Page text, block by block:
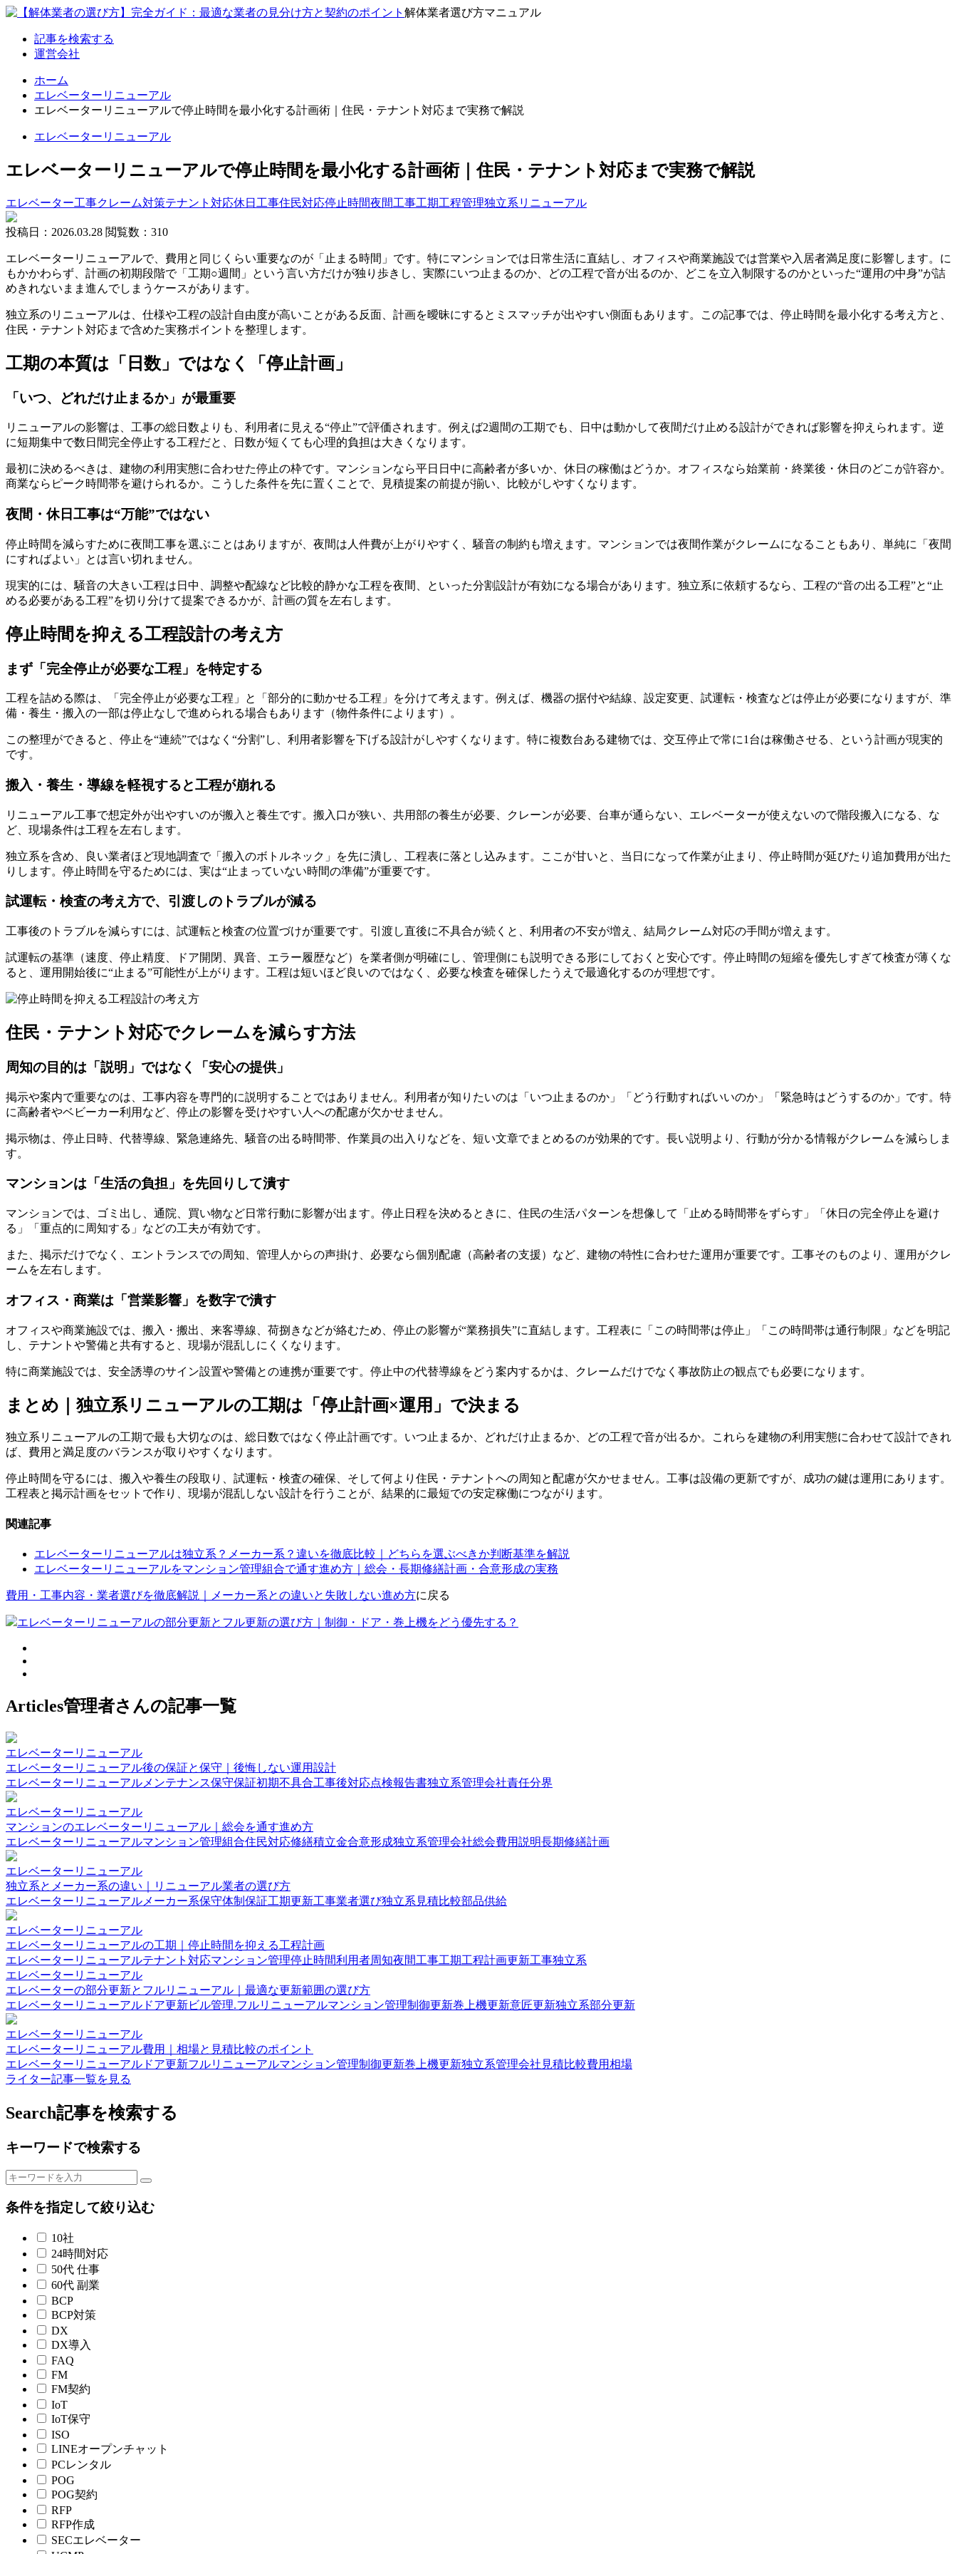
解体業者選び方マニュアル
記事を検索する
運営会社
ホーム
エレベーターリニューアル
エレベーターリニューアルで停止時間を最小化する計画術｜住民・テナント対応まで実務で解説
エレベーターリニューアル
エレベーターリニューアルで停止時間を最小化する計画術｜住民・テナント対応まで実務で解説
エレベーター工事クレーム対策テナント対応休日工事住民対応停止時間夜間工事工期工程管理独立系リニューアル
投稿日：2026.03.28 閲覧数：310
エレベーターリニューアルで、費用と同じくらい重要なのが「止まる時間」です。特にマンションでは日常生活に直結し、オフィスや商業施設では営業や入居者満足度に影響します。に
もかかわらず、計画の初期段階で「工期○週間」という言い方だけが独り歩きし、実際にいつ止まるのか、どの工程で音が出るのか、どこを立入制限するのかといった“運用の中身”が詰
めきれないまま進んでしまうケースがあります。
独立系のリニューアルは、仕様や工程の設計自由度が高いことがある反面、計画を曖昧にするとミスマッチが出やすい側面もあります。この記事では、停止時間を最小化する考え方と、
住民・テナント対応まで含めた実務ポイントを整理します。
工期の本質は「日数」ではなく「停止計画」
「いつ、どれだけ止まるか」が最重要
リニューアルの影響は、工事の総日数よりも、利用者に見える“停止”で評価されます。例えば2週間の工期でも、日中は動かして夜間だけ止める設計ができれば影響を抑えられます。逆
に短期集中で数日間完全停止する工程だと、日数が短くても心理的負担は大きくなります。
最初に決めるべきは、建物の利用実態に合わせた停止の枠です。マンションなら平日日中に高齢者が多いか、休日の稼働はどうか。オフィスなら始業前・終業後・休日のどこが許容か。
商業ならピーク時間帯を避けられるか。こうした条件を先に置くことで、見積提案の前提が揃い、比較がしやすくなります。
夜間・休日工事は“万能”ではない
停止時間を減らすために夜間工事を選ぶことはありますが、夜間は人件費が上がりやすく、騒音の制約も増えます。マンションでは夜間作業がクレームになることもあり、単純に「夜間
にすればよい」とは言い切れません。
現実的には、騒音の大きい工程は日中、調整や配線など比較的静かな工程を夜間、といった分割設計が有効になる場合があります。独立系に依頼するなら、工程の“音の出る工程”と“止
める必要がある工程”を切り分けて提案できるかが、計画の質を左右します。
停止時間を抑える工程設計の考え方
まず「完全停止が必要な工程」を特定する
工程を詰める際は、「完全停止が必要な工程」と「部分的に動かせる工程」を分けて考えます。例えば、機器の据付や結線、設定変更、試運転・検査などは停止が必要になりますが、準
備・養生・搬入の一部は停止なしで進められる場合もあります（物件条件によります）。
この整理ができると、停止を“連続”ではなく“分割”し、利用者影響を下げる設計がしやすくなります。特に複数台ある建物では、交互停止で常に1台は稼働させる、という計画が現実的
です。
搬入・養生・導線を軽視すると工程が崩れる
リニューアル工事で想定外が出やすいのが搬入と養生です。搬入口が狭い、共用部の養生が必要、クレーンが必要、台車が通らない、エレベーターが使えないので階段搬入になる、な
ど、現場条件は工程を左右します。
独立系を含め、良い業者ほど現地調査で「搬入のボトルネック」を先に潰し、工程表に落とし込みます。ここが甘いと、当日になって作業が止まり、停止時間が延びたり追加費用が出た
りします。停止時間を守るためには、実は“止まっていない時間の準備”が重要です。
試運転・検査の考え方で、引渡しのトラブルが減る
工事後のトラブルを減らすには、試運転と検査の位置づけが重要です。引渡し直後に不具合が続くと、利用者の不安が増え、結局クレーム対応の手間が増えます。
試運転の基準（速度、停止精度、ドア開閉、異音、エラー履歴など）を業者側が明確にし、管理側にも説明できる形にしておくと安心です。停止時間の短縮を優先しすぎて検査が薄くな
ると、運用開始後に“止まる”可能性が上がります。工程は短いほど良いのではなく、必要な検査を確保したうえで最適化するのが理想です。
住民・テナント対応でクレームを減らす方法
周知の目的は「説明」ではなく「安心の提供」
掲示や案内で重要なのは、工事内容を専門的に説明することではありません。利用者が知りたいのは「いつ止まるのか」「どう行動すればいいのか」「緊急時はどうするのか」です。特
に高齢者やベビーカー利用など、停止の影響を受けやすい人への配慮が欠かせません。
掲示物は、停止日時、代替導線、緊急連絡先、騒音の出る時間帯、作業員の出入りなどを、短い文章でまとめるのが効果的です。長い説明より、行動が分かる情報がクレームを減らしま
す。
マンションは「生活の負担」を先回りして潰す
マンションでは、ゴミ出し、通院、買い物など日常行動に影響が出ます。停止日程を決めるときに、住民の生活パターンを想像して「止める時間帯をずらす」「休日の完全停止を避け
る」「重点的に周知する」などの工夫が有効です。
また、掲示だけでなく、エントランスでの周知、管理人からの声掛け、必要なら個別配慮（高齢者の支援）など、建物の特性に合わせた運用が重要です。工事そのものより、運用がクレ
ームを左右します。
オフィス・商業は「営業影響」を数字で潰す
オフィスや商業施設では、搬入・搬出、来客導線、荷捌きなどが絡むため、停止の影響が“業務損失”に直結します。工程表に「この時間帯は停止」「この時間帯は通行制限」などを明記
し、テナントや警備と共有すると、現場が混乱しにくくなります。
特に商業施設では、安全誘導のサイン設置や警備との連携が重要です。停止中の代替導線をどう案内するかは、クレームだけでなく事故防止の観点でも必要になります。
まとめ｜独立系リニューアルの工期は「停止計画×運用」で決まる
独立系リニューアルの工期で最も大切なのは、総日数ではなく停止計画です。いつ止まるか、どれだけ止まるか、どの工程で音が出るか。これらを建物の利用実態に合わせて設計できれ
ば、費用と満足度のバランスが取りやすくなります。
停止時間を守るには、搬入や養生の段取り、試運転・検査の確保、そして何より住民・テナントへの周知と配慮が欠かせません。工事は設備の更新ですが、成功の鍵は運用にあります。
工程表と掲示計画をセットで作り、現場が混乱しない設計を行うことが、結果的に最短での安定稼働につながります。
関連記事
エレベーターリニューアルは独立系？メーカー系？違いを徹底比較｜どちらを選ぶべきか判断基準を解説
エレベーターリニューアルをマンション管理組合で通す進め方｜総会・長期修繕計画・合意形成の実務
費用・工事内容・業者選びを徹底解説｜メーカー系との違いと失敗しない進め方に戻る
エレベーターリニューアルの部分更新とフル更新の選び方｜制御・ドア・巻上機をどう優先する？
Articles管理者さんの記事一覧
エレベーターリニューアル
エレベーターリニューアル後の保証と保守｜後悔しない運用設計
エレベーターリニューアル メンテナンス保守保証初期不具合工事後対応点検報告書独立系管理会社責任分界
エレベーターリニューアル
マンションのエレベーターリニューアル｜総会を通す進め方
エレベーターリニューアルマンション管理組合住民対応修繕積立金合意形成独立系管理会社総会費用説明長期修繕計画
エレベーターリニューアル
独立系とメーカー系の違い｜リニューアル業者の選び方
エレベーターリニューアル メーカー系保守体制 保証工期更新工事業者選び独立系 見積比較部品供給
エレベーターリニューアル
エレベーターリニューアルの工期｜停止時間を抑える工程計画
エレベーターリニューアルテナント対応マンション管理停止時間利用者周知夜間工事工期工程計画更新工事独立系
エレベーターリニューアル
エレベーターの部分更新とフルリニューアル｜最適な更新範囲の選び方
エレベーターリニューアル ドア更新ビル管理.フルリニューアルマンション管理制御更新巻上機更新意匠更新独立系部分更新
エレベーターリニューアル
エレベーターリニューアル費用｜相場と見積比較のポイント
エレベーターリニューアル ドア更新フルリニューアルマンション管理制御更新巻上機更新独立系管理会社 見積比較費用相場
ライター記事一覧を見る
Search記事を検索する
キーワードで検索する
条件を指定して絞り込む
10社
24時間対応
50代 仕事
60代 副業
BCP
BCP対策
DX
DX導入
FAQ
FM
FM契約
IoT
IoT保守
ISO
LINEオープンチャット
PCレンタル
POG
POG契約
RFP
RFP作成
SECエレベーター